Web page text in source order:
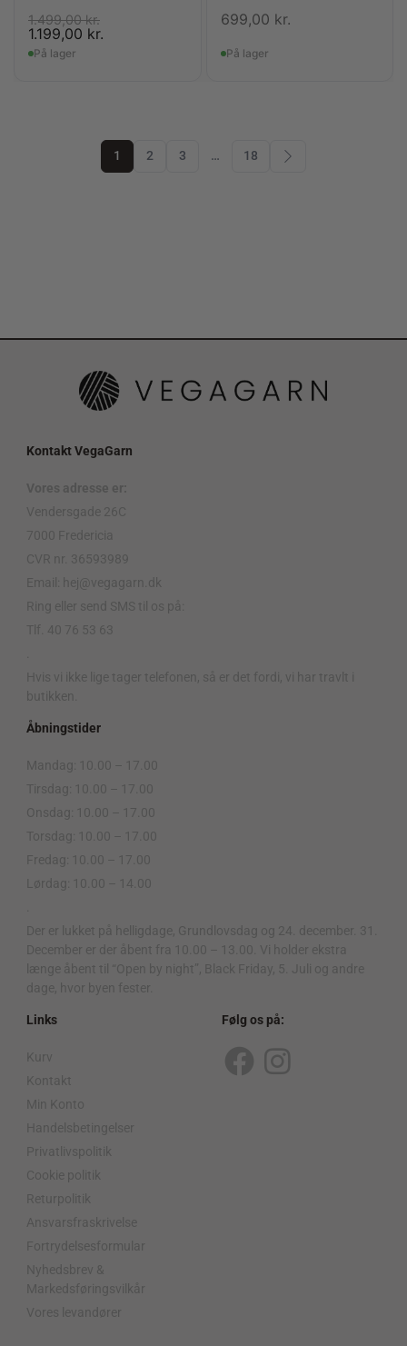
1.499,00kr.
1.199,00 kr.
På lager
699,00 kr.
På lager
1 2 3 … 18
Kontakt VegaGarn
Vores adresse er:
Vendersgade 26C
7000 Fredericia
CVR nr. 36593989
Email: hej@vegagarn.dk
Ring eller send SMS til os på:
Tlf. 40 76 53 63
Hvis vi ikke lige tager telefonen, så er det fordi, vi har travlt i
butikken.
Åbningstider
Mandag: 10.00 – 17.00
Tirsdag: 10.00 – 17.00
Onsdag: 10.00 – 17.00
Torsdag: 10.00 – 17.00
Fredag: 10.00 – 17.00
Lørdag: 10.00 – 14.00
Der er lukket på helligdage, Grundlovsdag og 24. december. 31.
December er der åbent fra 10.00 – 13.00. Vi holder ekstra
længe åbent til “Open by night”, Black Friday, 5. Juli og andre
dage, hvor byen fester.
Links
Kurv
Kontakt
Min Konto
Handelsbetingelser
Privatlivspolitik
Cookie politik
Returpolitik
Ansvarsfraskrivelse
Fortrydelsesformular
Nyhedsbrev &
Markedsføringsvilkår
Vores levandører
Følg os på:
F
I